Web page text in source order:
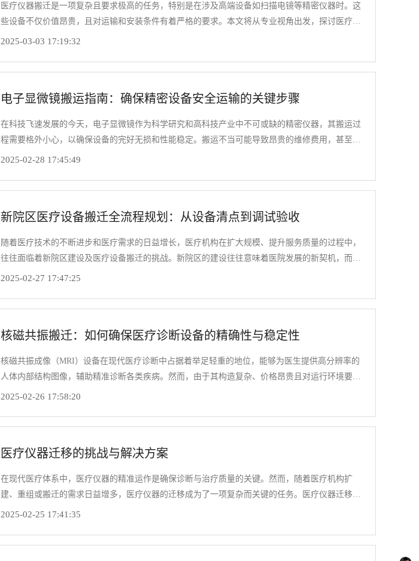
医疗仪器搬迁是一项复杂且要求极高的任务，特别是在涉及高端设备如扫描电镜等精密仪器时。这
些设备不仅价值昂贵，且对运输和安装条件有着严格的要求。本文将从专业视角出发，探讨医疗仪
器搬迁中的运输与安装要点，以确保设备在搬迁过程中的安全性和稳定性。
2025-03-03 17:19:32
电子显微镜搬运指南：确保精密设备安全运输的关键步骤
在科技飞速发展的今天，电子显微镜作为科学研究和高科技产业中不可或缺的精密仪器，其搬运过
程需要格外小心，以确保设备的完好无损和性能稳定。搬运不当可能导致昂贵的维修费用，甚至设
备报废。因此，在搬迁前制定并执行一套详尽的搬运指南至关重要。以下是帮德运梳理的确保电子
2025-02-28 17:45:49
新院区医疗设备搬迁全流程规划：从设备清点到调试验收
随着医疗技术的不断进步和医疗需求的日益增长，医疗机构在扩大规模、提升服务质量的过程中，
往往面临着新院区建设及医疗设备搬迁的挑战。新院区的建设往往意味着医院发展的新契机，而医
疗设备的顺利搬迁则是新院区能否按时投入使用、保障医疗服务正常开展的关键。医疗设备搬迁是
2025-02-27 17:47:25
核磁共振搬迁：如何确保医疗诊断设备的精确性与稳定性
核磁共振成像（MRI）设备在现代医疗诊断中占据着举足轻重的地位，能够为医生提供高分辨率的
人体内部结构图像，辅助精准诊断各类疾病。然而，由于其构造复杂、价格昂贵且对运行环境要求
严苛，核磁共振设备的搬迁工作面临着诸多挑战。如何在搬迁过程中确保这一医疗诊断设备的精确
2025-02-26 17:58:20
医疗仪器迁移的挑战与解决方案
在现代医疗体系中，医疗仪器的精准运作是确保诊断与治疗质量的关键。然而，随着医疗机构扩
建、重组或搬迁的需求日益增多，医疗仪器的迁移成为了一项复杂而关键的任务。医疗仪器迁移，
看似简单的设备搬运，实则暗藏诸多挑战，这一过程不仅涉及高昂的成本，还直接关系到患者的安
2025-02-25 17:41:35